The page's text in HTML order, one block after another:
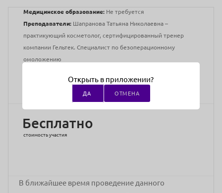
Медицинское образование: Не требуется
Преподаватели: Шапранова Татьяна Николаевна –
практикующий косметолог, сертифицированный тренер
компании Гельтек. Специалист по безоперационному
омоложению
(центр диагностики кожи)
Бесплатно
стоимость участия
В ближайшее время проведение данного
Открыть в приложении?
ДА ОТМЕНА